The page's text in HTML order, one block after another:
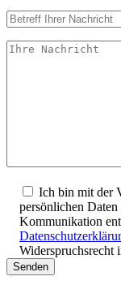
Ich bin mit der
persönlichen
Kommunikation
Widerspruchsrecht